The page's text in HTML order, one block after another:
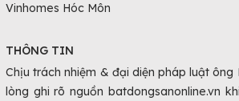
Vinhomes Hóc Môn
THÔNG TIN
Chịu trách nhiệm & đại diện pháp luật ông
lòng ghi rõ nguồn batdongsanonline.vn